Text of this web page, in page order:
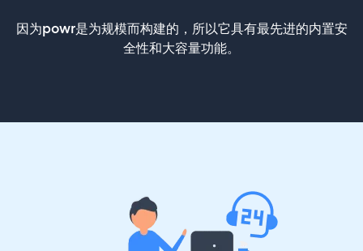
因为powr是为规模而构建的，所以它具有最先进的内置安
全性和大容量功能。